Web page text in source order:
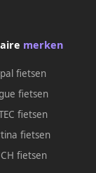
merken
fietsen
fietsen
fietsen
fietsen
fietsen